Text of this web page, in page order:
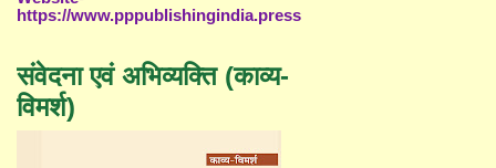
https://www.pppublishingindia.press
संवेदना एवं अभिव्यक्ति (काव्य-
विमर्श)